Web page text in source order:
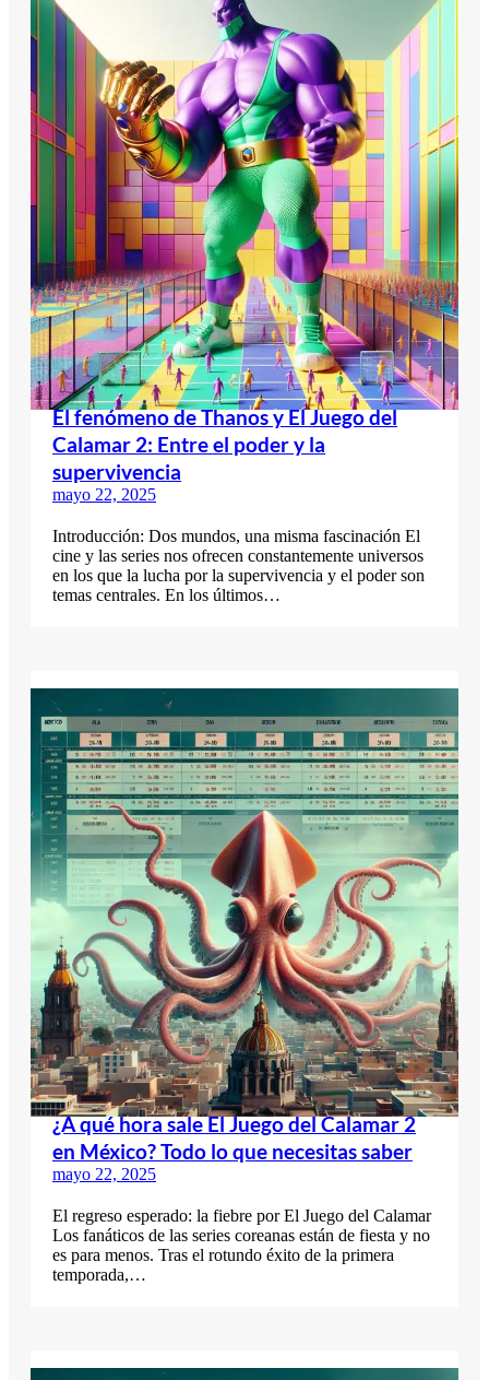
El fenómeno de Thanos y El Juego del
Calamar 2: Entre el poder y la
supervivencia
mayo 22, 2025
Introducción: Dos mundos, una misma fascinación El
cine y las series nos ofrecen constantemente universos
en los que la lucha por la supervivencia y el poder son
temas centrales. En los últimos…
¿A qué hora sale El Juego del Calamar 2
en México? Todo lo que necesitas saber
mayo 22, 2025
El regreso esperado: la fiebre por El Juego del Calamar
Los fanáticos de las series coreanas están de fiesta y no
es para menos. Tras el rotundo éxito de la primera
temporada,…